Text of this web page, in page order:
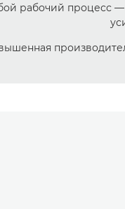
рабочий процесс